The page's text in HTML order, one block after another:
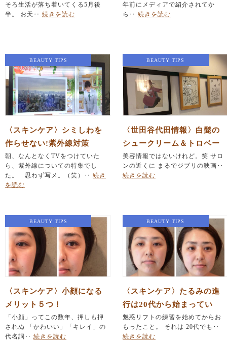
そろ生活が落ち着いてくる5月後
半。 お天‥ 続きを読む
年前にメディアで紹介されてか
ら‥ 続きを読む
BEAUTY TIPS
〈スキンケア〉シミしわを
作らせない!紫外線対策
朝、なんとなくTVをつけていた
ら、紫外線についての特集でし
た。 思わず写メ。（笑）‥ 続き
を読む
BEAUTY TIPS
〈世田谷代田情報〉白髭の
シュークリーム＆トロベー
カリー
美容情報ではないけれど。笑 サロ
ンの近くに まるでジブリの映画‥
続きを読む
BEAUTY TIPS
〈スキンケア〉小顔になる
メリット５つ！
「小顔」ってこの数年、押しも押
されぬ 「かわいい」「キレイ」の
代名詞‥ 続きを読む
BEAUTY TIPS
〈スキンケア〉たるみの進
行は20代から始まってい
る！？
魅惑リフトの練習を始めてからお
もったこと。 それは 20代でも‥
続きを読む